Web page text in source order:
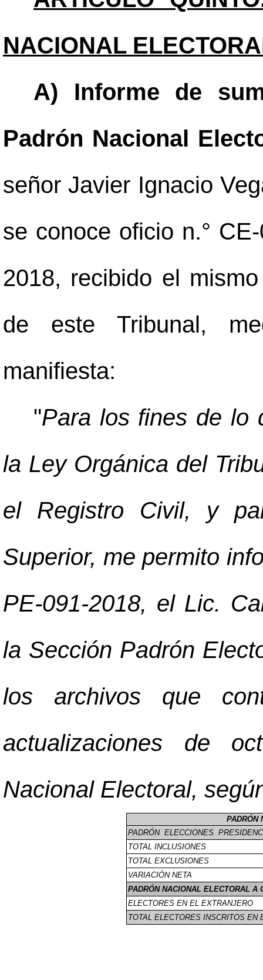
NACIONAL
A) Informe de
Padrón Nacional
señor Javier Ignacio
se conoce oficio n.°
2018, recibido el
de este Tribunal,
manifiesta:
"Para los fines de lo
la Ley Orgánica del
el Registro Civil, y
Superior, me permito
PE-091-2018, el Lic.
la Sección Padrón
los archivos que
actualizaciones de
Nacional Electoral,
PADRÓN
PADRÓN ELECCIONES
TOTAL INCLUSIONES
TOTAL EXCLUSIONES
VARIACIÓN NETA
PADRÓN NACIONAL ELECTORAL A
ELECTORES EN EL EXTRANJERO
TOTAL ELECTORES INSCRITOS EN